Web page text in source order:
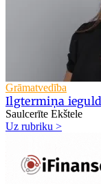
Grāmatvedība
Ilgtermiņa
Saulcerīte Ekštele
Uz rubriku >